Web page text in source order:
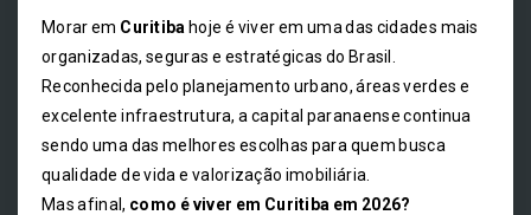
Morar em Curitiba hoje é viver em uma das cidades mais
organizadas, seguras e estratégicas do Brasil.
Reconhecida pelo planejamento urbano, áreas verdes e
excelente infraestrutura, a capital paranaense continua
sendo uma das melhores escolhas para quem busca
qualidade de vida e valorização imobiliária.
Mas afinal, como é viver em Curitiba em 2026?